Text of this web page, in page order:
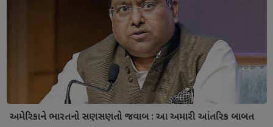
અમેરિકાને ભારતનો સણસણતો જવાબ : આ અમારી આંતરિક બાબત